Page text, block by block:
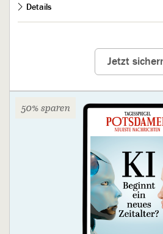
Details
Zugang auf bis zu 5 Geräten
Checkpoint-Newsletter
Jetzt
50% sparen